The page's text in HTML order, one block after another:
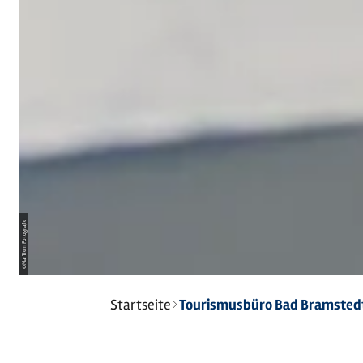
©
MarTiem Fotografie
Sie
sind
Startseite Tourismusbüro Bad